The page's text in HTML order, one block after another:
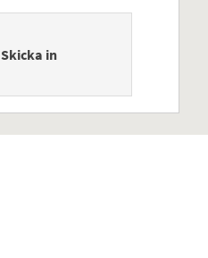
Skicka in